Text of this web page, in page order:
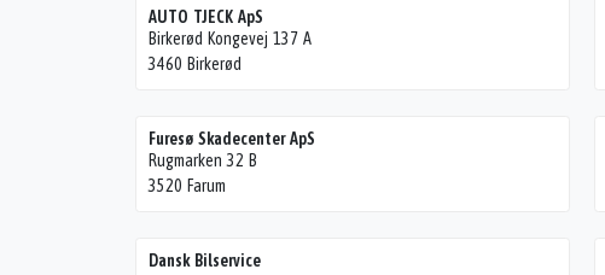
AUTO TJECK ApS
Birkerød Kongevej 137 A
3460 Birkerød
Furesø Skadecenter ApS
Rugmarken 32 B
3520 Farum
Dansk Bilservice